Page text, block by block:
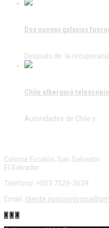
Dos nuevas galaxias
Después de la
Chile albergará
Autoridades de Chile y…
Colonia Escalón, San Salvador.
El Salvador
Teléfono: +503 7529-3639
Email: